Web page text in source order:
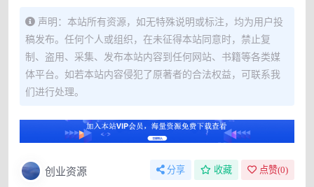
声明：本站所有资源，如无特殊说明或标注，均为用户投
稿发布。任何个人或组织，在未征得本站同意时，禁止复
制、盗用、采集、发布本站内容到任何网站、书籍等各类媒
体平台。如若本站内容侵犯了原著者的合法权益，可联系我
们进行处理。
创业资源 分享 收藏 点赞(0)